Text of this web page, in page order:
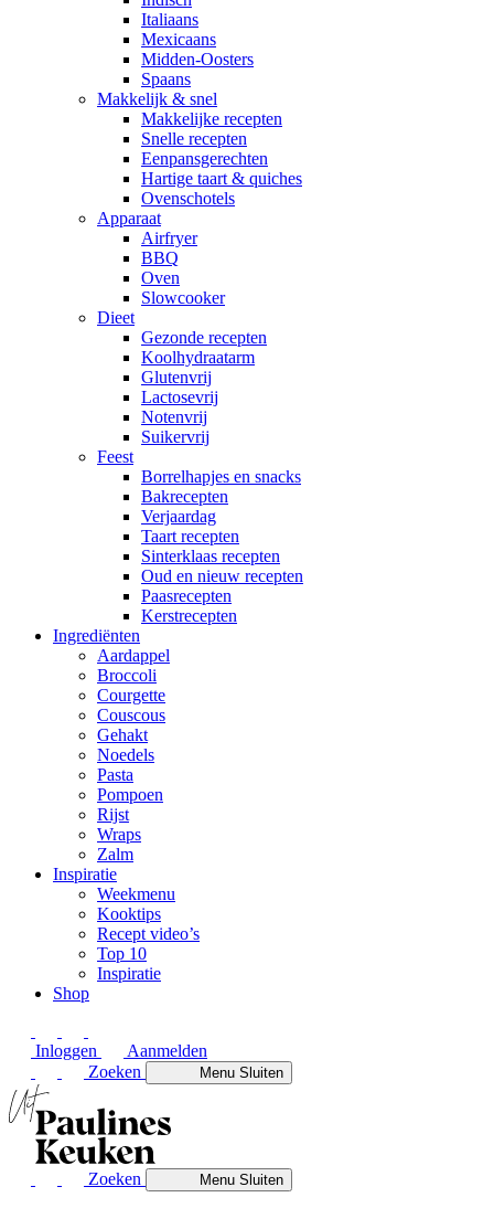
Italiaans
Mexicaans
Midden-Oosters
Spaans
Makkelijk & snel
Makkelijke recepten
Snelle recepten
Eenpansgerechten
Hartige taart & quiches
Ovenschotels
Apparaat
Airfryer
BBQ
Oven
Slowcooker
Dieet
Gezonde recepten
Koolhydraatarm
Glutenvrij
Lactosevrij
Notenvrij
Suikervrij
Feest
Borrelhapjes en snacks
Bakrecepten
Verjaardag
Taart recepten
Sinterklaas recepten
Oud en nieuw recepten
Paasrecepten
Kerstrecepten
Ingrediënten
Aardappel
Broccoli
Courgette
Couscous
Gehakt
Noedels
Pasta
Pompoen
Rijst
Wraps
Zalm
Inspiratie
Weekmenu
Kooktips
Recept video’s
Top 10
Inspiratie
Shop
Inloggen
Aanmelden
Zoeken
MenuSluiten
Zoeken MenuSluiten